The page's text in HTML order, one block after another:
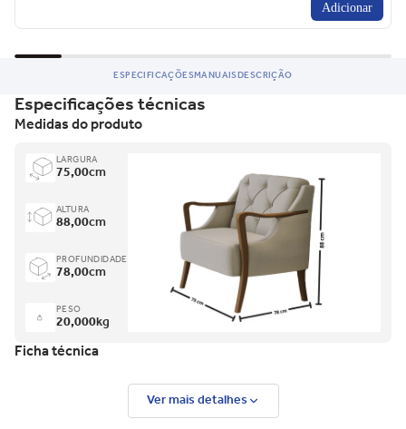
Adicionar
ESPECIFICAÇÕESMANUAISDESCRIÇÃO
Especificações técnicas
Medidas do produto
LARGURA
75,00cm
ALTURA
88,00cm
PROFUNDIDADE
78,00cm
PESO
20,000kg
Ficha técnica
Ver mais detalhes